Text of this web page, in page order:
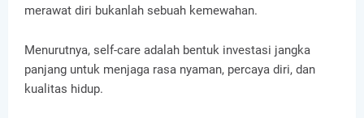
merawat diri bukanlah sebuah kemewahan.
Menurutnya, self-care adalah bentuk investasi jangka
panjang untuk menjaga rasa nyaman, percaya diri, dan
kualitas hidup.